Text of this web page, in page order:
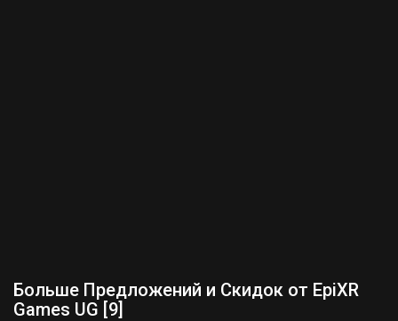
Больше Предложений и Скидок от EpiXR
Games UG [9]